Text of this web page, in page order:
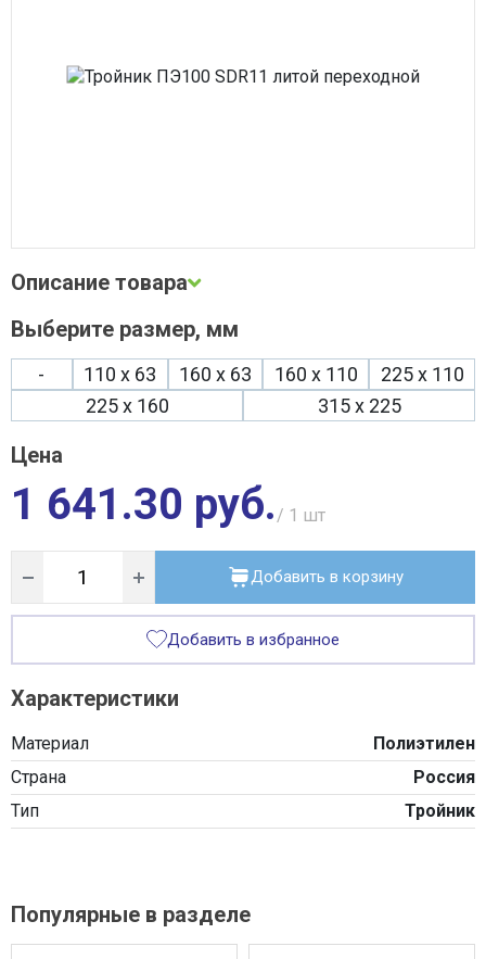
Сварочное оборудование
Электротехнические товары
Описание товара
Описание и фото товара, технические характеристики, габариты,
и паспорта носят справочный характер и основываются на последних
доступных сведениях от производителя. Производитель оставляет
за собой право изменить параметры без предварительного
уведомления продавца. Предложение не является публичной
офертой.
Выберите размер, мм
- 110 х 63 160 х 63 160 х 110
225 х 110
225 х 160
315 х 225
Цена
1 641.30 руб./ 1 шт
Добавить в корзину
Добавить в избранное
Характеристики
Материал
Полиэтилен
Страна
Россия
Тип
Тройник
Популярные в разделе